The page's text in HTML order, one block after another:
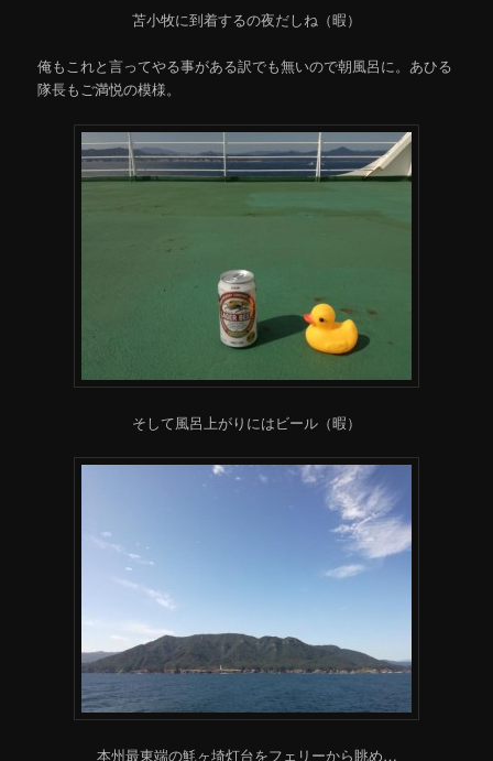
苫小牧に到着するの夜だしね（暇）
俺もこれと言ってやる事がある訳でも無いので朝風呂に。あひる
隊長もご満悦の模様。
そして風呂上がりにはビール（暇）
本州最東端の魹ヶ埼灯台をフェリーから眺め…